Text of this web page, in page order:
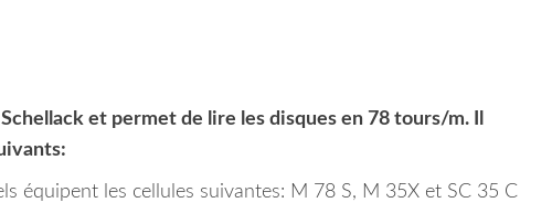
et permet de lire les disques en 78 tours/m. Il
équipent les cellules suivantes: M 78 S, M 35X et SC 35 C